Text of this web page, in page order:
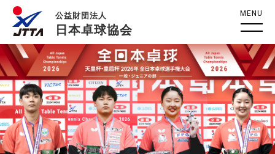
公益財団法人
日本卓球協会
MENU